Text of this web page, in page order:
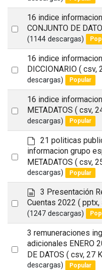
item
Select
16 indice
CONJUNTO DE
(1144 descargas)
Select
16 indice
DICCIONARIO ( csv,
descargas)
Popular
Select
16 indice
METADATOS ( csv,
descargas)
Popular
Select
item
d
e
f
a
t
21 politicas
informacion grupo
METADATOS ( csv,
descargas)
Popular
Select
d
o
c
m
e
n
t
3 Presentación
Cuentas 2022 ( pptx,
(1247 descargas)
Select
3 remuneraciones
adicionales ENERO
DE DATOS ( csv, 27
descargas)
Popular